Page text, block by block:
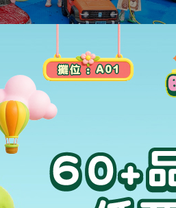
｜Jumptopia全港首個兒童透
型彈床+6.5米高滑梯+洗車體
05